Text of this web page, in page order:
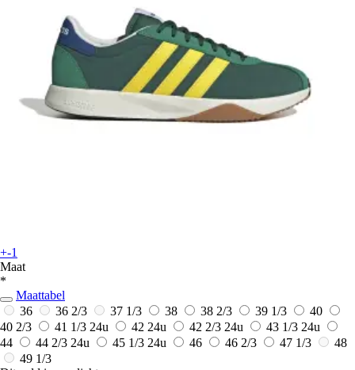
+-1
Maat
*
Maattabel
36
36 2/3 37 1/3 38 38 2/3 39 1/3
40
40 2/3
41 1/3 24u 42 24u 42 2/3 24u 43 1/3 24u
44
44 2/3 24u 45 1/3 24u 46 46 2/3 47 1/3
48
49 1/3